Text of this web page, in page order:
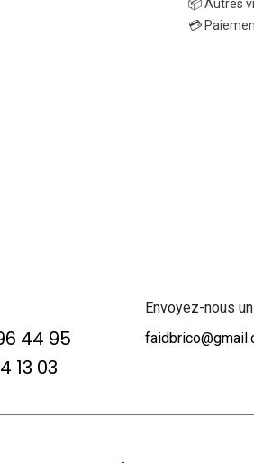
📦 Autres
💳
44 95
13 03
Envoyez-nous